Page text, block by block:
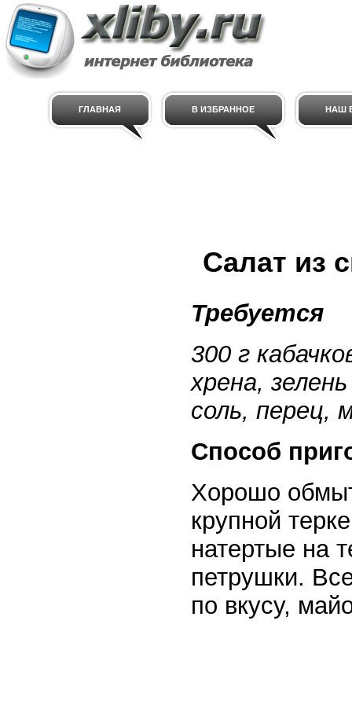
ГЛАВНАЯ В ИЗБРАННОЕ НАШ
Салат из
Требуется
300 г
хрена,
соль, перец,
Способ
Хорошо
крупной
натертые на
петрушки.
по вкусу,